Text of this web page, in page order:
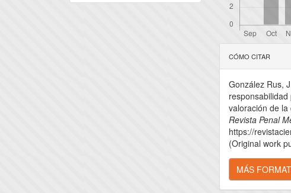
Detalles
del
artículo
CÓMO CITAR
González Rus,
valoración de
Revista Penal
https://
(Original work
MÁS